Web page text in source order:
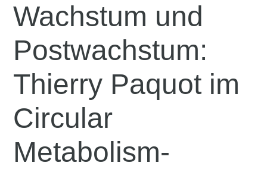
Wachstum und
Postwachstum:
Thierry Paquot im
Circular
Metabolism-